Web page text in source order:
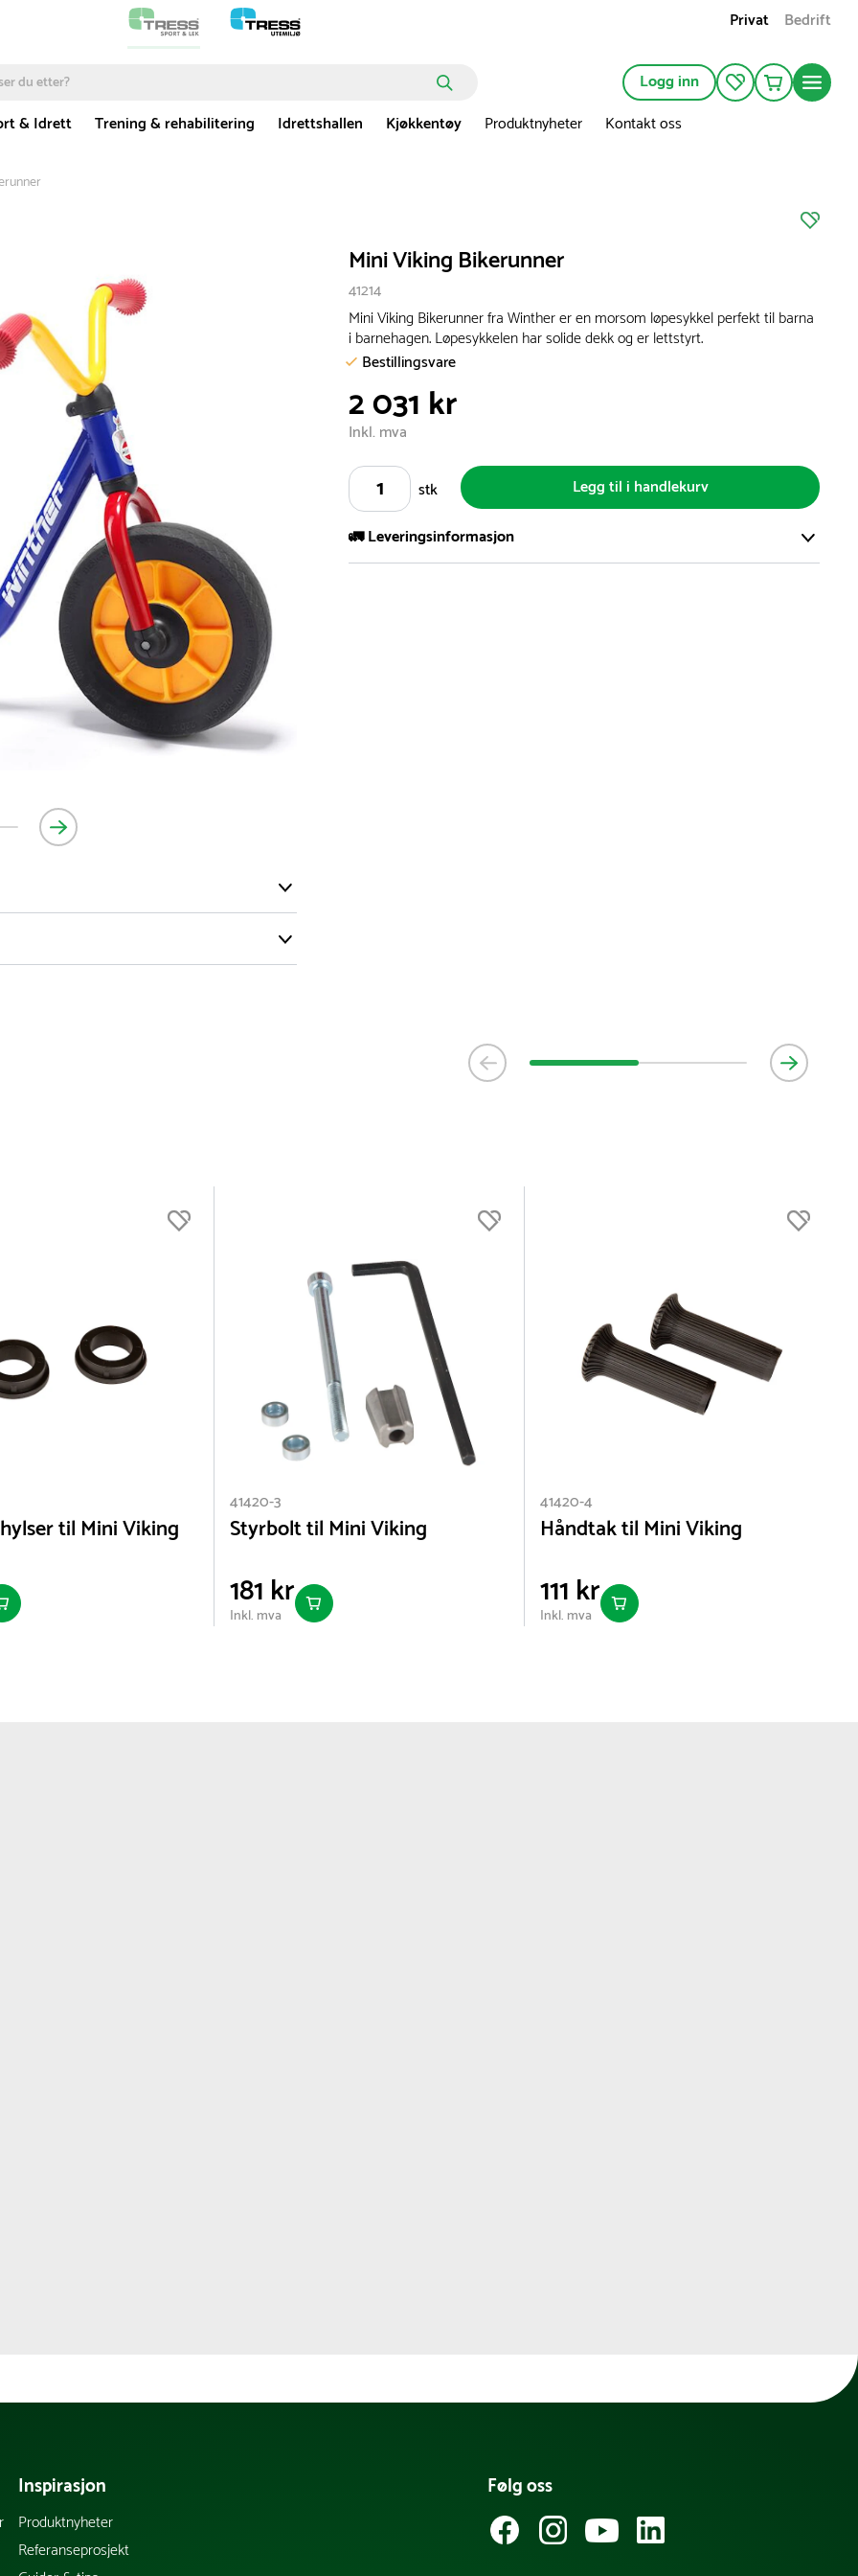
Privat Bedrift
Logg inn
& Idrett Trening & rehabilitering Idrettshallen Kjøkkentøy Produktnyheter Kontakt oss
Bredde :40.5 cm
Mini Viking Bikerunner
41214
Mini Viking Bikerunner fra Winther er en morsom løpesykkel perfekt til barna
i barnehagen. Løpesykkelen har solide dekk og er lettstyrt.
Bestillingsvare
2 031 kr
Inkl. mva
stk
Legg til i handlekurv
🚛 Leveringsinformasjon
til Mini Viking
41420-3
Styrbolt til Mini Viking
181 kr
Inkl. mva
41420-4
Håndtak til Mini Viking
111 kr
Inkl. mva
Inspirasjon
Produktnyheter
Referanseprosjekt
Følg oss